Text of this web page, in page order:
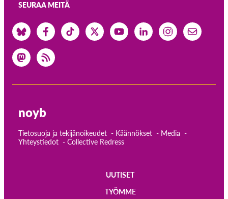
SEURAA MEITÄ
noyb
Tietosuoja ja tekijänoikeudet Käännökset
Media
Yhteystiedot
Collective Redress
UUTISET
TYÖMME